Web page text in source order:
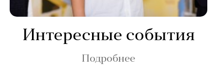
Интересные события
Подробнее